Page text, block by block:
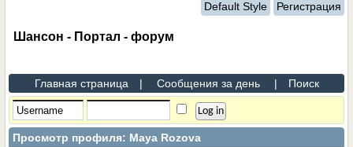
Default Style Регистрация
Шансон - Портал - форум
Главная страница | Сообщения за день | Поиск
Просмотр профиля: Maya Rozova